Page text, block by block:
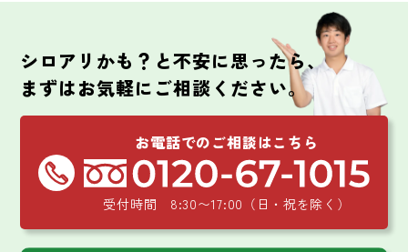
シロアリかも？と不安に思ったら、
まずはお気軽にご相談ください。
お電話でのご相談はこちら
受付時間 8:30〜17:00（日・祝を除く）